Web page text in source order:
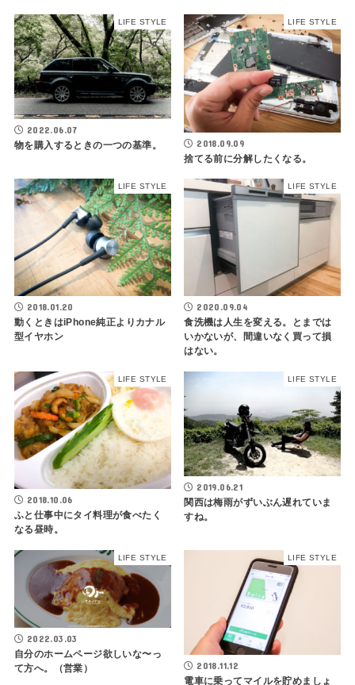
LIFE STYLE
2022.06.07
物を購入するときの一つの基準。
LIFE STYLE
2018.09.09
捨てる前に分解したくなる。
LIFE STYLE
2018.01.20
動くときはiPhone純正よりカナル
型イヤホン
LIFE STYLE
2020.09.04
食洗機は人生を変える。とまでは
いかないが、間違いなく買って損
はない。
LIFE STYLE
2018.10.06
ふと仕事中にタイ料理が食べたく
なる昼時。
LIFE STYLE
2019.06.21
関西は梅雨がずいぶん遅れていま
すね。
LIFE STYLE
2022.03.03
自分のホームページ欲しいな〜っ
て方へ。（営業）
LIFE STYLE
2018.11.12
電車に乗ってマイルを貯めましょ